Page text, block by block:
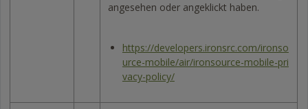
angesehen oder angeklickt haben.
https://developers.ironsrc.com/ironso
urce-mobile/air/ironsource-mobile-pri
vacy-policy/